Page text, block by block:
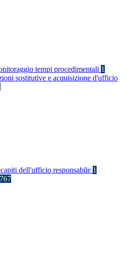
tempi procedimentali 1
sostitutive e acquisizione d'ufficio
dell'ufficio responsabile 1
767